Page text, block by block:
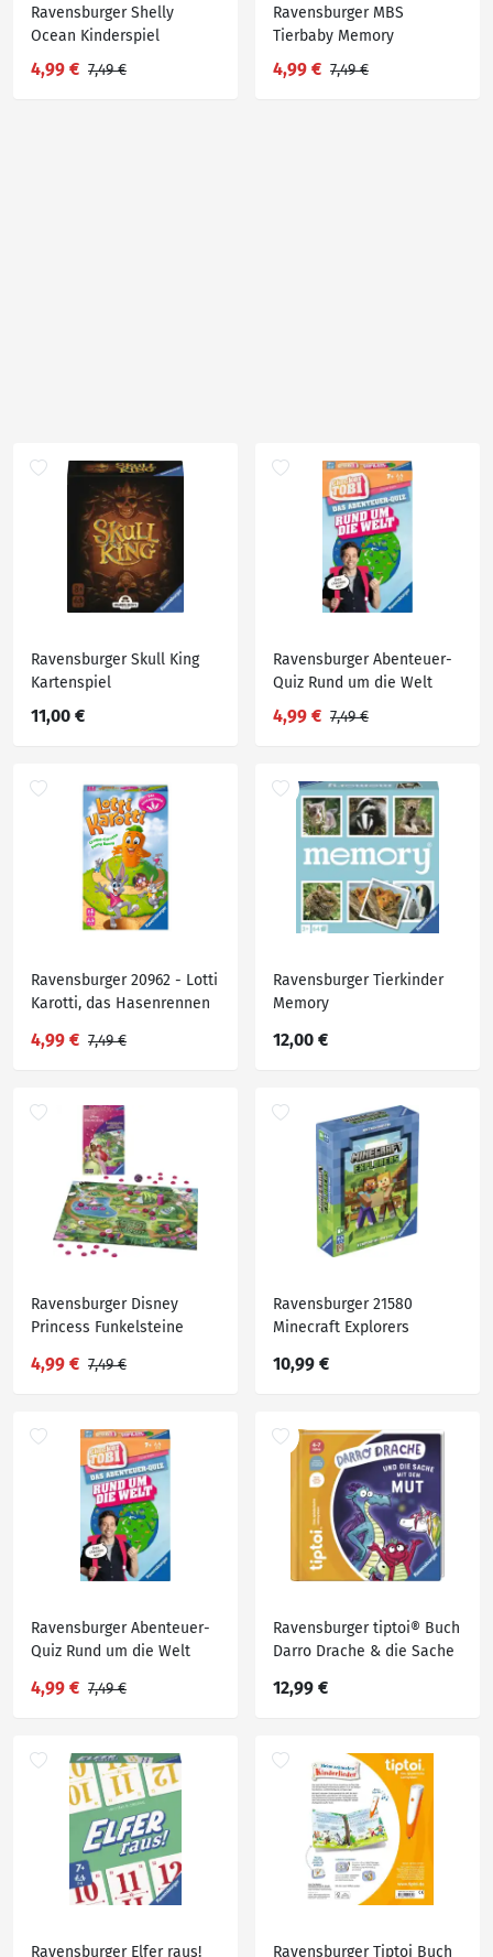
Ravensburger Shelly
Ocean Kinderspiel
4,99 € 7,49 €
Ravensburger MBS
Tierbaby Memory
4,99 € 7,49 €
Ravensburger Skull King
Kartenspiel
11,00 €
Ravensburger Abenteuer-
Quiz Rund um die Welt
4,99 € 7,49 €
Ravensburger 20962 - Lotti
Karotti, das Hasenrennen
4,99 € 7,49 €
Ravensburger Tierkinder
Memory
12,00 €
Ravensburger Disney
Princess Funkelsteine
4,99 € 7,49 €
Ravensburger 21580
Minecraft Explorers
10,99 €
Ravensburger Abenteuer-
Quiz Rund um die Welt
4,99 € 7,49 €
Ravensburger tiptoi® Buch
Darro Drache & die Sache
12,99 €
Ravensburger Elfer raus! Ravensburger Tiptoi Buch